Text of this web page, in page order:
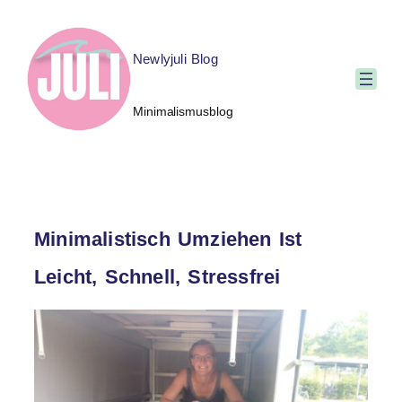
Newlyjuli Blog
Minimalismusblog
Minimalistisch Umziehen Ist
Leicht, Schnell, Stressfrei